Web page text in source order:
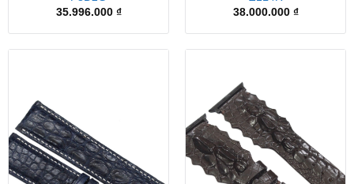
35.996.000 ₫
38.000.000 ₫